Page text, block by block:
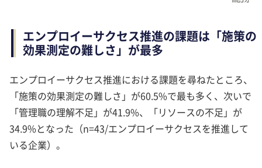
エンプロイーサクセス推進の課題は「施策の
効果測定の難しさ」が最多
エンプロイーサクセス推進における課題を尋ねたところ、
「施策の効果測定の難しさ」が60.5%で最も多く、次いで
「管理職の理解不足」が41.9%、「リソースの不足」が
34.9%となった（n=43/エンプロイーサクセスを推進して
いる企業）。